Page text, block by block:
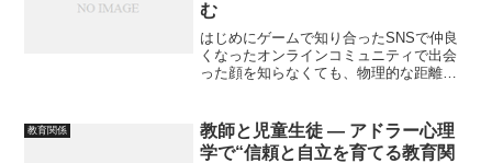
む
はじめにゲームで知り合ったSNSで仲良
くなったオンラインコミュニティで出会
った顔を知らなくても、物理的な距離が
も、本当に信じていいのか不安になった
り急に距離ができて戸惑っ...
教育関係
教師と児童生徒 ― アドラー心理
学で“信頼と自立を育てる教育関